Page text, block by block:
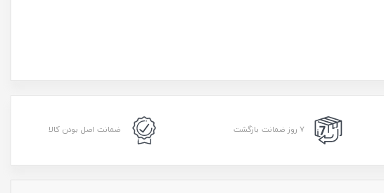
۷ روز ضمانت بازگشت ضمانت اصل بودن کالا